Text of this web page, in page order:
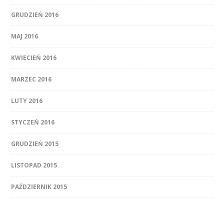
GRUDZIEŃ 2016
MAJ 2016
KWIECIEŃ 2016
MARZEC 2016
LUTY 2016
STYCZEŃ 2016
GRUDZIEŃ 2015
LISTOPAD 2015
PAŹDZIERNIK 2015